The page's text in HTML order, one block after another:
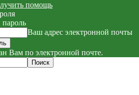
помощь
пароль
Ваш адрес электронной почты
Вам по электронной почте.